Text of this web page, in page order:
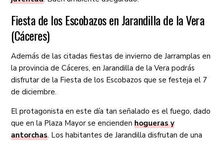
Fiesta de los Escobazos en Jarandilla de la Vera
(Cáceres)
Además de las citadas fiestas de invierno de Jarramplas en
la provincia de Cáceres, en Jarandilla de la Vera podrás
disfrutar de la Fiesta de los Escobazos que se festeja el 7
de diciembre.
El protagonista en este día tan señalado es el fuego, dado
que en la Plaza Mayor se enciendenhogueras y
antorchas. Los habitantes de Jarandilla disfrutan de una